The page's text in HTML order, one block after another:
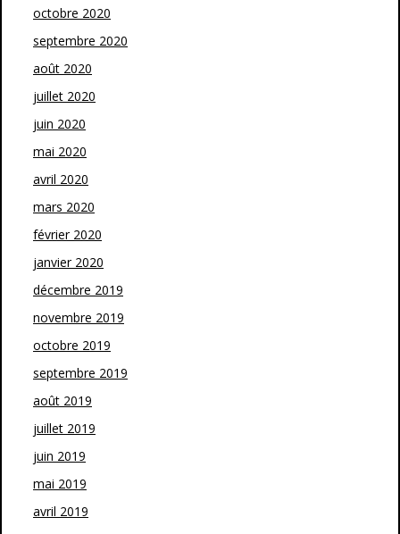
octobre 2020
septembre 2020
août 2020
juillet 2020
juin 2020
mai 2020
avril 2020
mars 2020
février 2020
janvier 2020
décembre 2019
novembre 2019
octobre 2019
septembre 2019
août 2019
juillet 2019
juin 2019
mai 2019
avril 2019